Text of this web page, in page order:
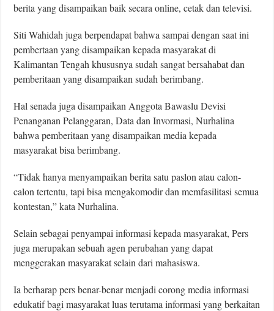
berita yang disampaikan baik secara online, cetak dan televisi.
Siti Wahidah juga berpendapat bahwa sampai dengan saat ini
pembertaan yang disampaikan kepada masyarakat di
Kalimantan Tengah khususnya sudah sangat bersahabat dan
pemberitaan yang disampaikan sudah berimbang.
Hal senada juga disampaikan Anggota Bawaslu Devisi
Penanganan Pelanggaran, Data dan Invormasi, Nurhalina
bahwa pemberitaan yang disampaikan media kepada
masyarakat bisa berimbang.
“Tidak hanya menyampaikan berita satu paslon atau calon-
calon tertentu, tapi bisa mengakomodir dan memfasilitasi semua
kontestan,” kata Nurhalina.
Selain sebagai penyampai informasi kepada masyarakat, Pers
juga merupakan sebuah agen perubahan yang dapat
menggerakan masyarakat selain dari mahasiswa.
Ia berharap pers benar-benar menjadi corong media informasi
edukatif bagi masyarakat luas terutama informasi yang berkaitan